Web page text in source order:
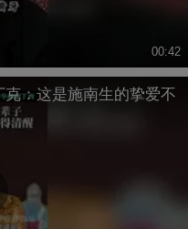
00:42
：这是施南生的挚爱不